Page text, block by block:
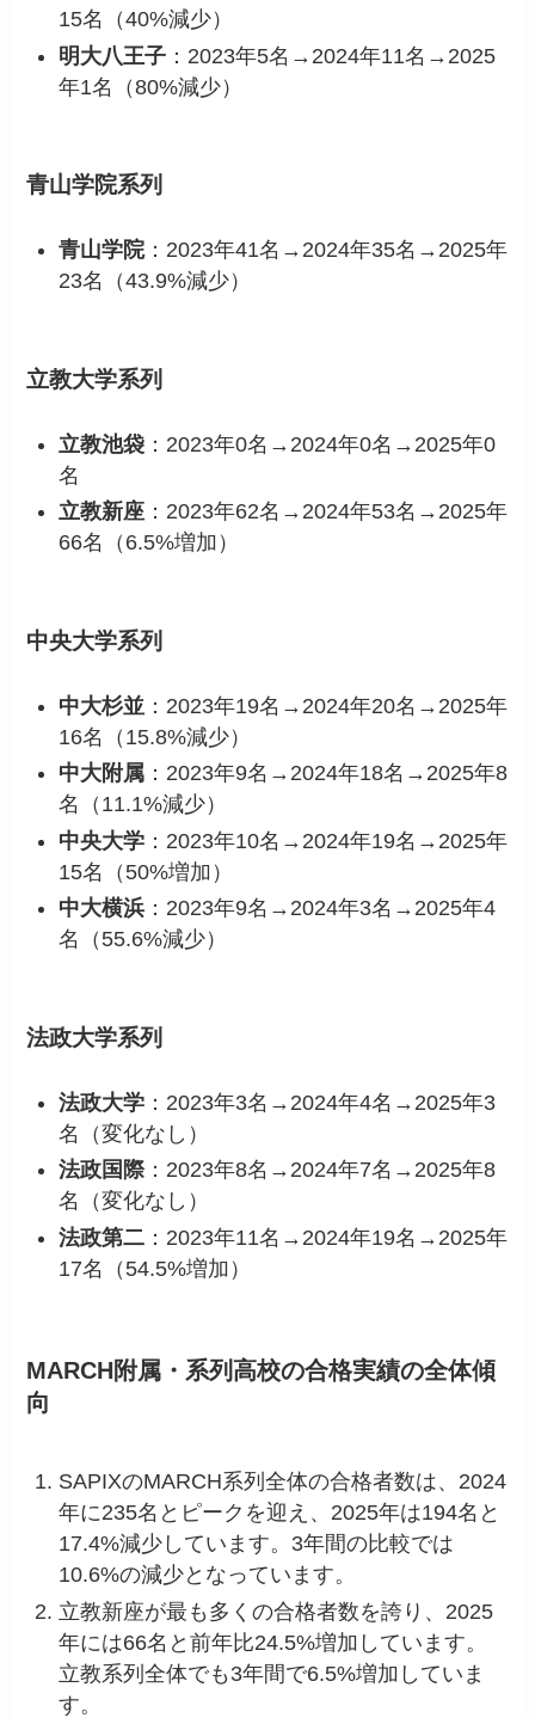
15名（40%減少）
明大八王子 ：2023年5名→2024年11名→2025
年1名（80%減少）
青山学院系列
青山学院：2023年41名→2024年35名→2025年
23名（43.9%減少）
立教大学系列
立教池袋 ：2023年0名→2024年0名→2025年0
名
立教新座 ：2023年62名→2024年53名→2025年
66名（6.5%増加）
中央大学系列
中大杉並 ：2023年19名→2024年20名→2025年
16名（15.8%減少）
中大附属 ：2023年9名→2024年18名→2025年8
名（11.1%減少）
中央大学 ：2023年10名→2024年19名→2025年
15名（50%増加）
中大横浜 ：2023年9名→2024年3名→2025年4
名（55.6%減少）
法政大学系列
法政大学 ：2023年3名→2024年4名→2025年3
名（変化なし）
法政国際：2023年8名→2024年7名→2025年8
名（変化なし）
法政第二 ：2023年11名→2024年19名→2025年
17名（54.5%増加）
MARCH附属・系列高校の合格実績の全体傾
向
SAPIXのMARCH系列全体の合格者数は、2024
年に235名とピークを迎え、2025年は194名と
17.4%減少しています。3年間の比較では
10.6%の減少となっています。
立教新座が最も多くの合格者数を誇り、2025
年には66名と前年比24.5%増加しています。
立教系列全体でも3年間で6.5%増加していま
す。